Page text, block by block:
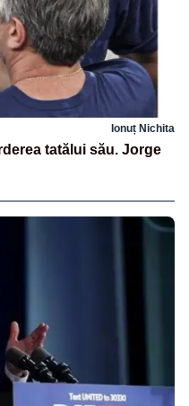
Ionuț Nichita
tatălui său. Jorge